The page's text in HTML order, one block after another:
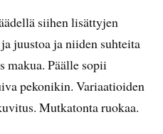
siihen lisättyjen
juustoa ja niiden suhteita
makua. Päälle sopii
pekonikin. Variaatioiden
Mutkatonta ruokaa.